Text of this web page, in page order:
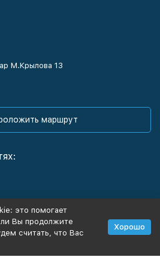
М.Крылова 13
маршрут
это помогает
Вы продолжите
считать, что Вас
Хорошо